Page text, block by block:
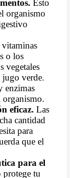
Esto
organismo
o los
vegetales
jugo verde.
enzimas
organismo.
eficaz. Las
cantidad
para
que el
para el
protege tu